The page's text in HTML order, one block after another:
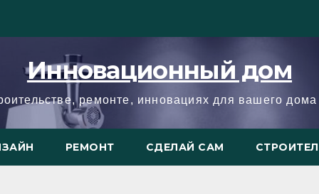
Инновационный дом
ремонте, инновациях для вашего дома
РЕМОНТ СДЕЛАЙ САМ